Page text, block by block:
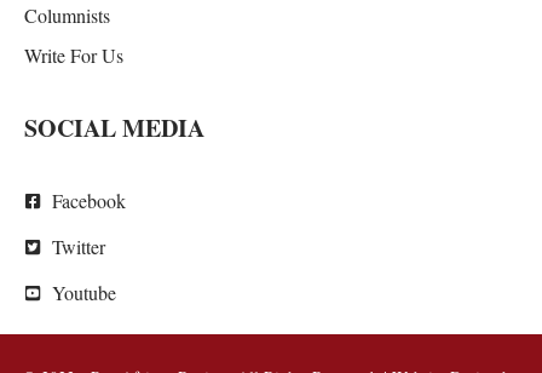
Columnists
Write For Us
SOCIAL MEDIA
Facebook
Twitter
Youtube